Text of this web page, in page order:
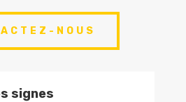
NOUS
signes